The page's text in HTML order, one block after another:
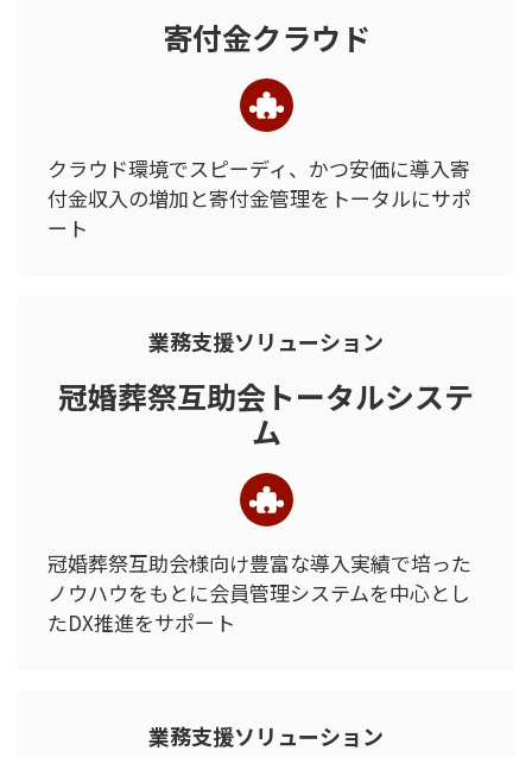
寄付金クラウド
クラウド環境でスピーディ、かつ安価に導入寄
付金収入の増加と寄付金管理を トータルにサポ
ート
業務支援ソリューション
冠婚葬祭互助会トータルシステ
ム
冠婚葬祭互助会様向け豊富な導入実績で培った
ノウハウをもとに会員管理システムを中心とし
たDX推進をサポート
業務支援ソリューション